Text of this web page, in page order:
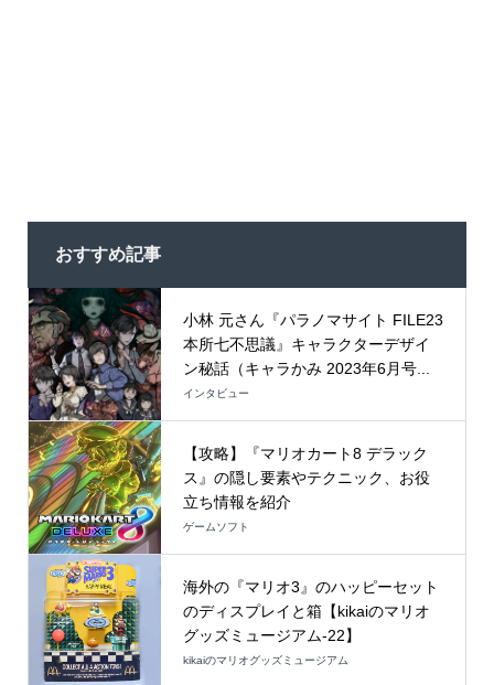
おすすめ記事
小林 元さん『パラノマサイト FILE23
本所七不思議』キャラクターデザイ
ン秘話（キャラかみ 2023年6月号...
インタビュー
【攻略】『マリオカート8 デラック
ス』の隠し要素やテクニック、お役
立ち情報を紹介
ゲームソフト
海外の『マリオ3』のハッピーセット
のディスプレイと箱【kikaiのマリオ
グッズミュージアム-22】
kikaiのマリオグッズミュージアム